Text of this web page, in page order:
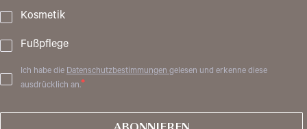
Kosmetik
Fußpflege
Ich habe die Datenschutzbestimmungengelesen und erkenne diese
ausdrücklich an.